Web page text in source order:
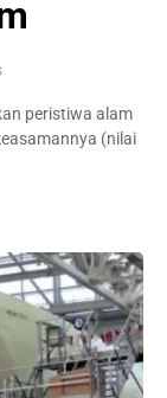
peristiwa alam
(nilai